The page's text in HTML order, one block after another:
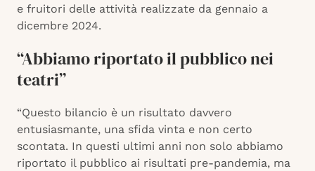
e fruitori delle attività realizzate da gennaio a
dicembre 2024.
“Abbiamo riportato il pubblico nei
teatri”
“Questo bilancio è un risultato davvero
entusiasmante, una sfida vinta e non certo
scontata. In questi ultimi anni non solo abbiamo
riportato il pubblico ai risultati pre-pandemia, ma